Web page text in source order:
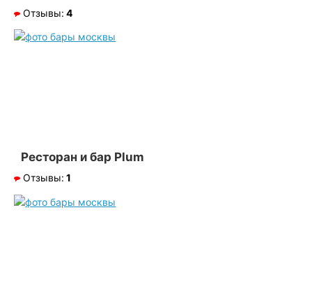
Отзывы: 4
Ресторан и бар Plum
Отзывы: 1